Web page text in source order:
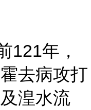
121年，
去病攻打
湟水流